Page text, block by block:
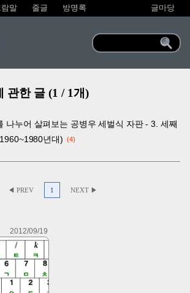
람말 줄글 방명록 글마당
관한 글 (1 / 1개)
나누어 살펴보는 공병우 세벌식 자판 - 3. 세째
년대)
4
◀ PREV 1 NEXT ▶
2012/09/19